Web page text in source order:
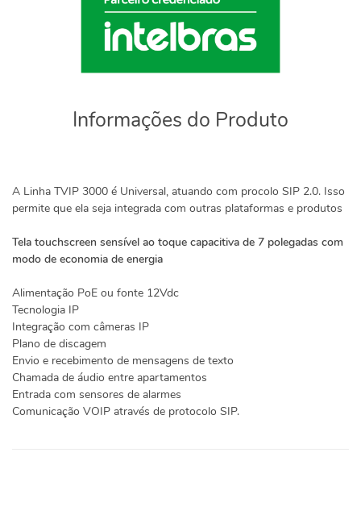
Informações do Produto
A Linha TVIP 3000 é Universal, atuando com procolo SIP 2.0. Isso
permite que ela seja integrada com outras plataformas e produtos
Tela touchscreen sensível ao toque capacitiva de 7 polegadas com
modo de economia de energia
Alimentação PoE ou fonte 12Vdc
Tecnologia IP
Integração com câmeras IP
Plano de discagem
Envio e recebimento de mensagens de texto
Chamada de áudio entre apartamentos
Entrada com sensores de alarmes
Comunicação VOIP através de protocolo SIP.